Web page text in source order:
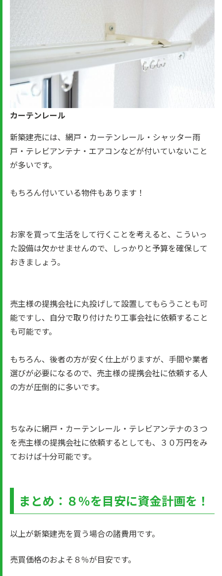
カーテンレール
新築建売には、網戸・カーテンレール・シャッター雨
戸・テレビアンテナ・エアコンなどが付いていないこと
が多いです。
もちろん付いている物件もあります！
お家を買って生活をして行くことを考えると、こういっ
た設備は欠かせませんので、しっかりと予算を確保して
おきましょう。
売主様の提携会社に丸投げして設置してもらうことも可
能ですし、自分で取り付けたり工事会社に依頼すること
も可能です。
もちろん、後者の方が安く仕上がりますが、手間や業者
選びが必要になるので、売主様の提携会社に依頼する人
の方が圧倒的に多いです。
ちなみに網戸・カーテンレール・テレビアンテナの３つ
を売主様の提携会社に依頼するとしても、３０万円をみ
ておけば十分可能です。
まとめ：８％を目安に資金計画を！
以上が新築建売を買う場合の諸費用です。
売買価格のおよそ８％が目安です。